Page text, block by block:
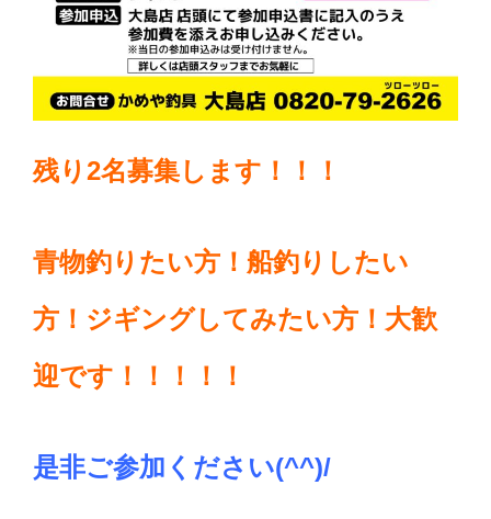
残り2名募集します！！！
青物釣りたい方！船釣りしたい
方！ジギングしてみたい方！大歓
迎です！！！！！
是非ご参加ください(^^)/